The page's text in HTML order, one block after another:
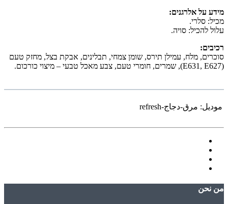
מידע על אלרגנים:
מכיל: סלרי.
עלול להכיל: סויה.
רכיבים:
סוכרים, מלח, עמילן תירס, שומן צמחי, תבלינים, אבקת בצל, מחזק טעם
(E631, E627), שמרים, חומרי טעם, צבע מאכל טבעי – מיצוי כורכום.
موديل: مرق-دجاج-refresh
ﻣﻦ ﻧﺤﻦ